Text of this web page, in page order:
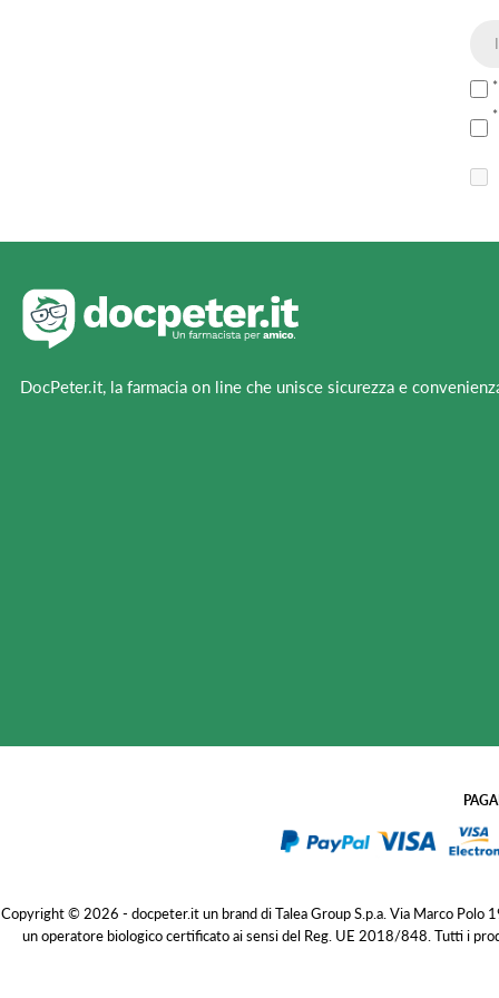
DocPeter.it, la farmacia on line che unisce sicurezza e
Copyright © 2026 - docpeter.it un brand di Talea Group S.p.a. Via Marco
un operatore biologico certificato ai sensi del Reg. UE 2018/848. Tutti i